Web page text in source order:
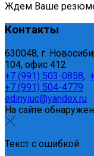
Ждем Ваше
Контакты
630048, г.
104, офис 412
+7 (991) 503-0858,
+7 (991) 504-4779
edinyiuc@yandex.ru
На сайте
Текст с ошибкой